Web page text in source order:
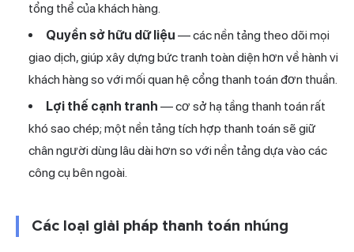
tổng thể của khách hàng.
Quyền sở hữu dữ liệu — các nền tảng theo dõi mọi
giao dịch, giúp xây dựng bức tranh toàn diện hơn về hành vi
khách hàng so với mối quan hệ cổng thanh toán đơn thuần.
Lợi thế cạnh tranh — cơ sở hạ tầng thanh toán rất
khó sao chép; một nền tảng tích hợp thanh toán sẽ giữ
chân người dùng lâu dài hơn so với nền tảng dựa vào các
công cụ bên ngoài.
Các loại giải pháp thanh toán nhúng